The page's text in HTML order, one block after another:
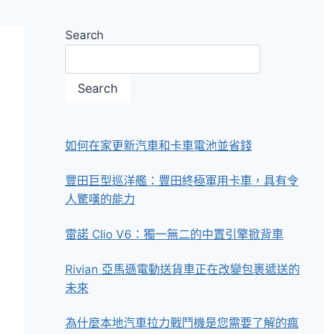
Search
Search
如何在家更新汽車和卡車電池並省錢
豐田巨型巡洋艦：豐田終極軍用卡車，具有令
人驚嘆的能力
雷諾 Clio V6：獨一無二的中置引擎掀背車
Rivian 亞馬遜電動送貨車正在改變包裹遞送的
未來
為什麼本地汽車拉力戰鬥機是您需要了解的瘋